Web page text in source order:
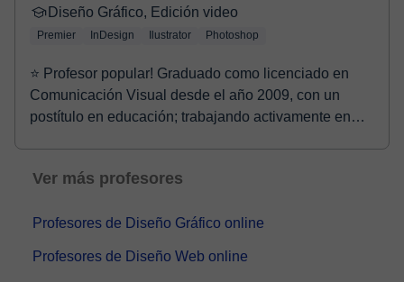
Diseño Gráfico, Edición video
Premier InDesign Ilustrator Photoshop
⭐ Profesor popular! Graduado como licenciado en
Comunicación Visual desde el año 2009, con un
postítulo en educación; trabajando activamente en
Ver más profesores
Profesores de Diseño Gráfico online
Profesores de Diseño Web online